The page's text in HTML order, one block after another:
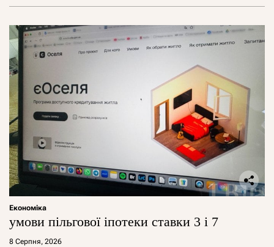
Економіка
умови пільгової іпотеки ставки 3 і 7
8 Серпня, 2026